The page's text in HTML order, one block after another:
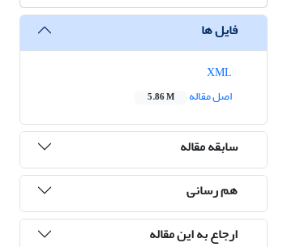
فایل ها
اصل مقاله
5.86 M
سابقه مقاله
هم رسانی
ارجاع به این مقاله